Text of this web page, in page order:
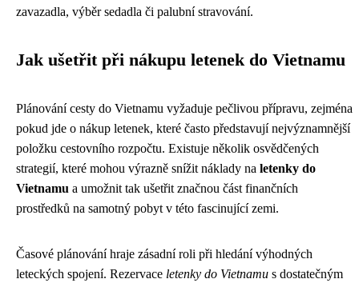
zavazadla, výběr sedadla či palubní stravování.
Jak ušetřit při nákupu letenek do Vietnamu
Plánování cesty do Vietnamu vyžaduje pečlivou přípravu, zejména
pokud jde o nákup letenek, které často představují nejvýznamnější
položku cestovního rozpočtu. Existuje několik osvědčených
strategií, které mohou výrazně snížit náklady na letenky do
Vietnamu a umožnit tak ušetřit značnou část finančních
prostředků na samotný pobyt v této fascinující zemi.
Časové plánování hraje zásadní roli při hledání výhodných
leteckých spojení. Rezervace letenky do Vietnamu s dostatečným